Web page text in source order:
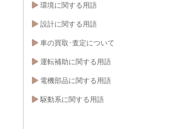
環境に関する用語
設計に関する用語
車の買取･査定について
運転補助に関する用語
電機部品に関する用語
駆動系に関する用語